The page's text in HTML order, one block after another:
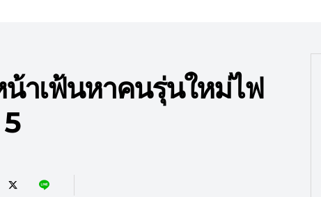
าเฟ้นหาคนรุ่นใหม่ไฟ